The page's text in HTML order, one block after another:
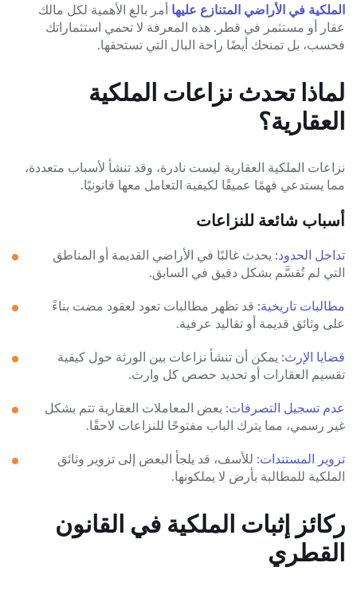
الملكية في الأراضي المتنازع عليها أمر بالغ الأهمية لكل مالك
عقار أو مستثمر في قطر. هذه المعرفة لا تحمي استثماراتك
فحسب، بل تمنحك أيضًا راحة البال التي تستحقها.
لماذا تحدث نزاعات الملكية
العقارية؟
نزاعات الملكية العقارية ليست نادرة، وقد تنشأ لأسباب متعددة،
مما يستدعي فهمًا عميقًا لكيفية التعامل معها قانونيًا.
أسباب شائعة للنزاعات
تداخل الحدود: يحدث غالبًا في الأراضي القديمة أو المناطق
التي لم تُقسَّم بشكل دقيق في السابق.
مطالبات تاريخية: قد تظهر مطالبات تعود لعقود مضت بناءً
على وثائق قديمة أو تقاليد عرفية.
قضايا الإرث: يمكن أن تنشأ نزاعات بين الورثة حول كيفية
تقسيم العقارات أو تحديد حصص كل وارث.
عدم تسجيل التصرفات: بعض المعاملات العقارية تتم بشكل
غير رسمي، مما يترك الباب مفتوحًا للنزاعات لاحقًا.
تزوير المستندات: للأسف، قد يلجأ البعض إلى تزوير وثائق
الملكية للمطالبة بأرض لا يملكونها.
ركائز إثبات الملكية في القانون
القطري